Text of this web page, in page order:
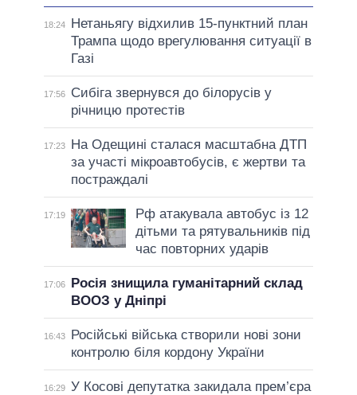
18:24
Нетаньягу відхилив 15-пунктний план
Трампа щодо врегулювання ситуації в
Газі
17:56
Сибіга звернувся до білорусів у
річницю протестів
17:23
На Одещині сталася масштабна ДТП
за участі мікроавтобусів, є жертви та
постраждалі
17:19
Рф атакувала автобус із 12
дітьми та рятувальників під
час повторних ударів
17:06
Росія знищила гуманітарний склад
ВООЗ у Дніпрі
16:43
Російські війська створили нові зони
контролю біля кордону України
16:29 У Косові депутатка закидала прем’єра